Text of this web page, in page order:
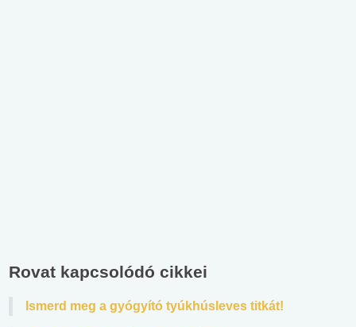
Rovat kapcsolódó cikkei
Ismerd meg a gyógyító tyúkhúsleves titkát!